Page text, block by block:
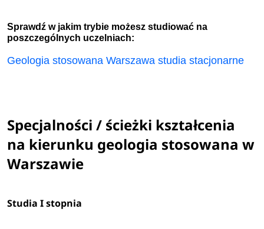
Sprawdź w jakim trybie możesz studiować na
poszczególnych uczelniach:
Geologia stosowana Warszawa studia stacjonarne
Specjalności / ścieżki kształcenia
na kierunku geologia stosowana w
Warszawie
Studia I stopnia